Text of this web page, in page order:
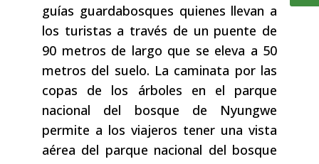
guías guardabosques quienes llevan a
los turistas a través de un puente de
90 metros de largo que se eleva a 50
metros del suelo. La caminata por las
copas de los árboles en el parque
nacional del bosque de Nyungwe
permite a los viajeros tener una vista
aérea del parque nacional del bosque